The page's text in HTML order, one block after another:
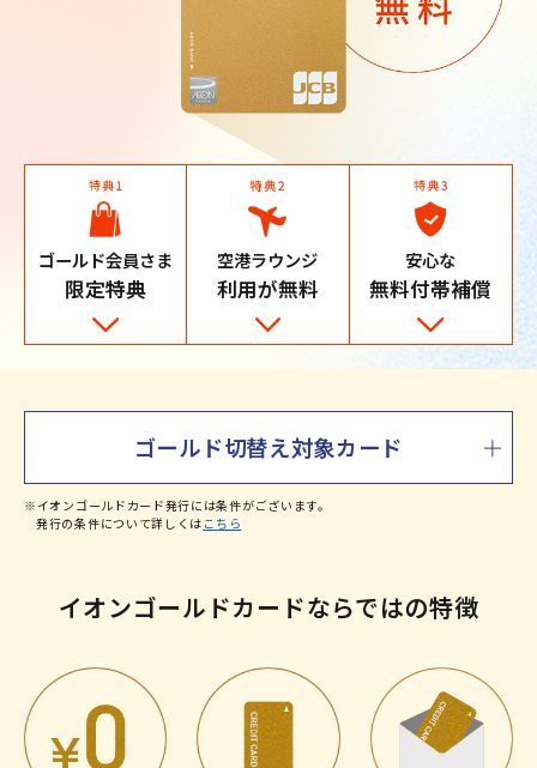
ゴールド会員さま
限定特典
空港ラウンジ
利用が無料
安心な
無料付帯補償
ゴールド切替え対象カード
※イオンゴールドカード発行には条件がございます。
発行の条件について詳しくは こちら
イオンゴールドカードならではの特徴